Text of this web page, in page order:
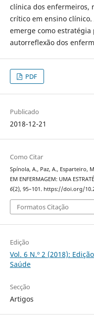
clínica dos enfermeiros,
crítico em ensino
emerge como
autorreflexão dos
PDF
Publicado
2018-12-21
Como Citar
Spínola, A., Paz, A., Esparteiro,
EM ENFERMAGEM: UMA
6(2), 95–101. https://doi.org/
Formatos Citação
Edição
Vol. 6 N.º 2 (2018):
Saúde
Secção
Artigos